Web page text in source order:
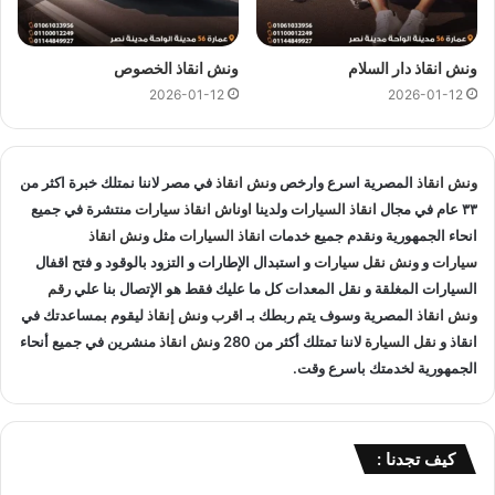
دقائق لانقاذ وسحب سياراتك.
مميزاتونش انقاذ سياراتالمصرية :
اسرع ونش انقاذ علي الطريق الدائريواقرب ونش انقاذ علي
الطريق الدائري
لأن اوناشنا قريبة منك , كما نمتلك خبرة لاكثر من
33 عاما في مجال انقاذ السيارات و متخصصون في
انقاذ السيارات
و لدينا اسطولسيارات انقاذمنتشرة علي الطريق الدائري و
المناطق المجاوره واوناش انقاذفي جميع انحاء الجمهورية لإنقاذ و
نقل السياراتالمعطلة و سيارات الحوادث.
انقاذ السيارات:
انقاذ المصرية لانقاذ سيارتك ونقلك في الحال فنحن حريصين علي
تقديم و توفير جميع خدمات
ونش انقاذ دار السلام
2026-01-12
ونش انقاذ الخصوص
2026-01-12
ونش انقاذ المصرية اسرع وارخص ونش انقاذفي مصر لاننا نمتلك خبرة اكثر من
٣٣ عام في مجال
انقاذ السياراتولدينا اوناش انقاذ سياراتمنتشرة في جميع
انحاء الجمهورية ونقدم جميع خدمات انقاذ السياراتمثل ونش انقاذ
سياراتو ونش نقل سياراتو استبدال الإطارات و التزود بالوقود و فتح اقفال
السيارات المغلقة و نقل المعدات كل ما عليك فقط هو الإتصال بنا عليرقم
ونش انقاذ المصرية وسوف يتم ربطك بـ اقرب ونش إنقاذليقوم بمساعدتك في
انقاذ و نقل السيارة لاننا تمتلك أكثر من 280 ونش انقاذمنشرين في جميع أنحاء
الجمهورية لخدمتك باسرع وقت.
كيف تجدنا :